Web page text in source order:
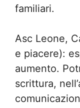
familiari.
Asc Leone,
e piacere):
aumento.
scrittura,